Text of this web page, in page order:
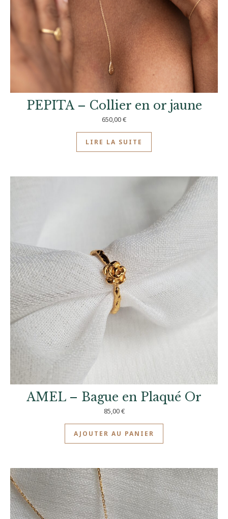
PEPITA – Collier en or jaune
650,00€
LIRE LA SUITE
AMEL – Bague en Plaqué Or
85,00€
AJOUTER AU PANIER